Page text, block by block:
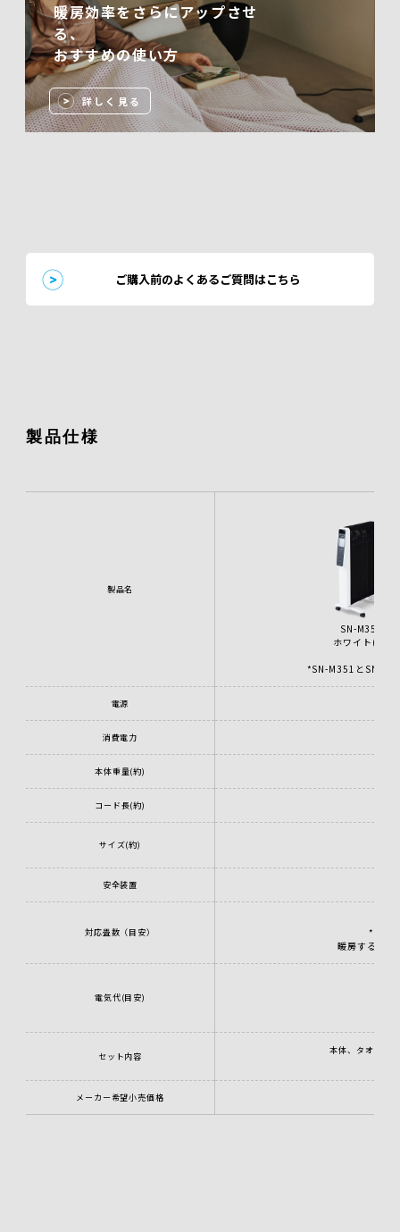
暖房効率をさらにアップさせ
る、
おすすめの使い方
詳しく見る
ご購入前のよくあるご質問はこちら
製品仕様
製品名
SN-M351
ホワイト(W)
*SN-M351とSN-
電源
消費電力
本体重量(約)
コード長(約)
サイズ(約)
安全装置
対応畳数（目安）
* 自社
暖房する部屋
電気代(目安)
セット内容
本体、タオルハ
メーカー希望小売価格